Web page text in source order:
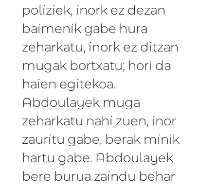
poliziek, inork ez dezan
baimenik gabe hura
zeharkatu, inork ez ditzan
mugak bortxatu; hori da
haien egitekoa.
Abdoulayek muga
zeharkatu nahi zuen, inor
zauritu gabe, berak minik
hartu gabe. Abdoulayek
bere burua zaindu behar